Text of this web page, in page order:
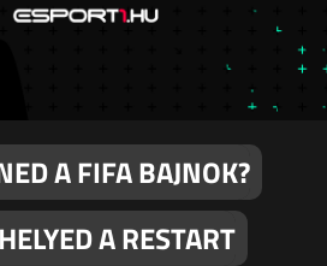
A FIFA BAJNOK?
A RESTART